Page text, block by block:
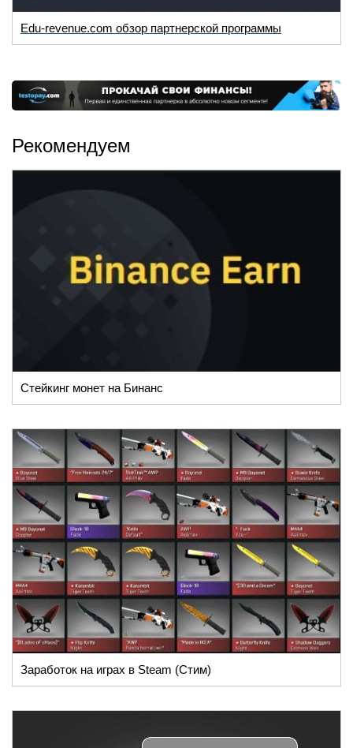
Edu-revenue.com обзор партнерской программы
Рекомендуем
Стейкинг монет на Бинанс
Заработок на играх в Steam (Стим)